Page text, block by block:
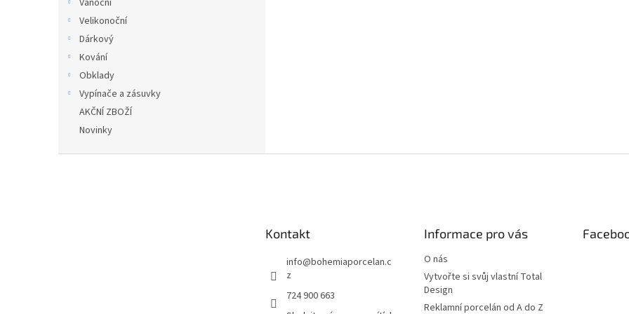
Vánoční
Velikonoční
Dárkový
Kování
Obklady
Vypínače a zásuvky
AKČNÍ ZBOŽÍ
Novinky
Kontakt
info@bohemiaporcelan.c
z
724 900 663
Informace pro vás
O nás
Vytvořte si svůj vlastní Total
Design
Reklamní porcelán od A do Z